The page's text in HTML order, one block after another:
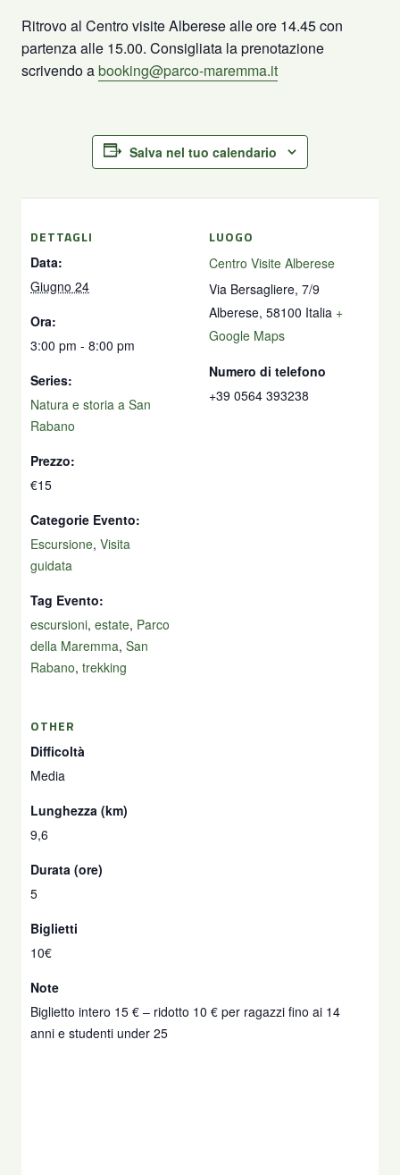
Ritrovo al Centro visite Alberese alle ore 14.45 con
partenza alle 15.00. Consigliata la prenotazione
scrivendo abooking@parco-maremma.it
Salva nel tuo calendario
DETTAGLI
Data:
Giugno 24
Ora:
3:00 pm - 8:00 pm
Series:
Natura e storia a San
Rabano
Prezzo:
€15
Categorie Evento:
Escursione, Visita
guidata
Tag Evento:
escursioni, estate, Parco
della Maremma, San
Rabano, trekking
LUOGO
Centro Visite Alberese
Via Bersagliere, 7/9
Alberese, 58100 Italia +
Google Maps
Numero di telefono
+39 0564 393238
OTHER
Difficoltà
Media
Lunghezza (km)
9,6
Durata (ore)
5
Biglietti
10€
Note
Biglietto intero 15 € – ridotto 10 € per ragazzi fino ai 14
anni e studenti under 25